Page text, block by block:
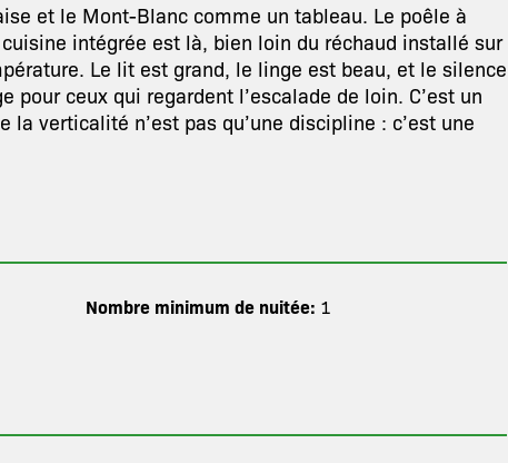
et le Mont-Blanc comme un tableau. Le poêle à
intégrée est là, bien loin du réchaud installé sur
Le lit est grand, le linge est beau, et le silence
pour ceux qui regardent l’escalade de loin. C’est un
verticalité n’est pas qu’une discipline : c’est une
Nombre minimum de nuitée: 1